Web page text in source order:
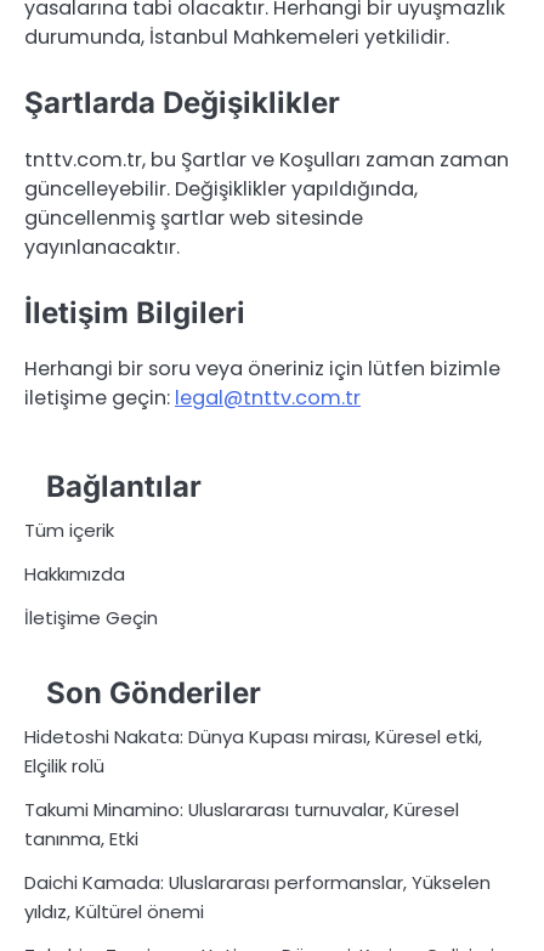
yasalarına tabi olacaktır. Herhangi bir uyuşmazlık
durumunda, İstanbul Mahkemeleri yetkilidir.
Şartlarda Değişiklikler
tnttv.com.tr, bu Şartlar ve Koşulları zaman zaman
güncelleyebilir. Değişiklikler yapıldığında,
güncellenmiş şartlar web sitesinde
yayınlanacaktır.
İletişim Bilgileri
Herhangi bir soru veya öneriniz için lütfen bizimle
iletişime geçin: legal@tnttv.com.tr
Bağlantılar
Tüm içerik
Hakkımızda
İletişime Geçin
Son Gönderiler
Hidetoshi Nakata: Dünya Kupası mirası, Küresel etki,
Elçilik rolü
Takumi Minamino: Uluslararası turnuvalar, Küresel
tanınma, Etki
Daichi Kamada: Uluslararası performanslar, Yükselen
yıldız, Kültürel önemi